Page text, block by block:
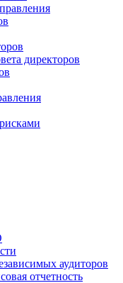
директоров
аудиторов
отчетность